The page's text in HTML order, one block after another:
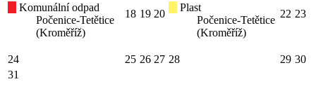
Komunální odpad
Počenice-Tetětice
(Kroměříž)
18 19 20
Plast
Počenice-Tetětice
(Kroměříž)
22 23
24 25 26 27 28 29 30
31